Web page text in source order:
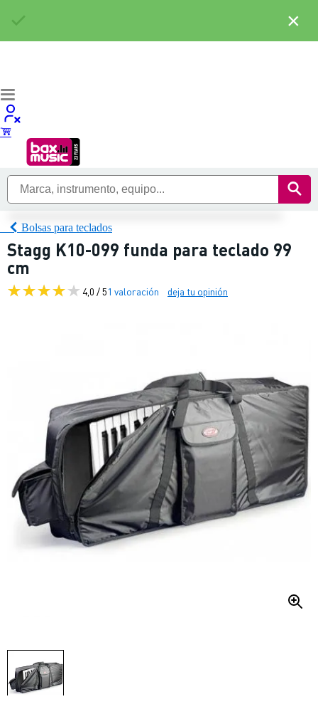
Bolsas para teclados
Stagg K10-099 funda para teclado 99
cm
4,0 / 51 valoración deja tu opinión
×